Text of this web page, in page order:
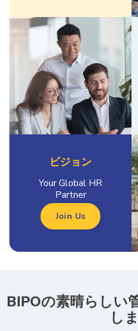
ビジョン
Your Global HR
Partner
Join Us
BIPOの素晴らしい
し